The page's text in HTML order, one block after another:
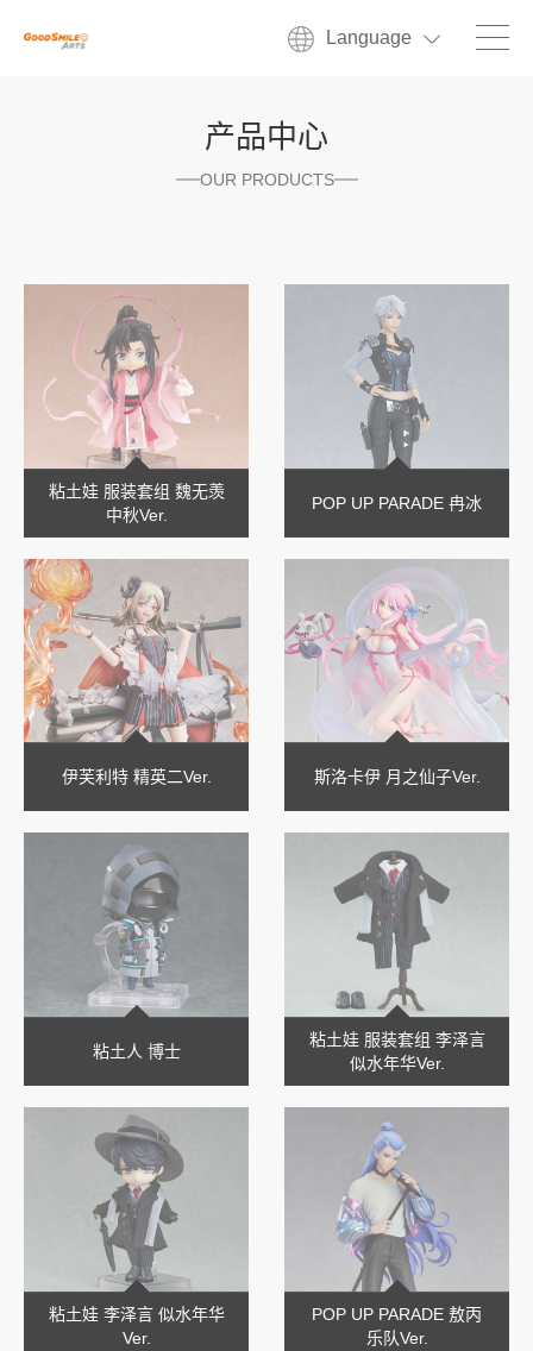
Language
产品中心
OUR PRODUCTS
粘土娃 服装套组 魏无羡
中秋Ver.
POP UP PARADE 冉冰
伊芙利特 精英二Ver. 斯洛卡伊 月之仙子Ver.
粘土人 博士
粘土娃 服装套组 李泽言
似水年华Ver.
粘土娃 李泽言 似水年华
Ver.
POP UP PARADE 敖丙
乐队Ver.